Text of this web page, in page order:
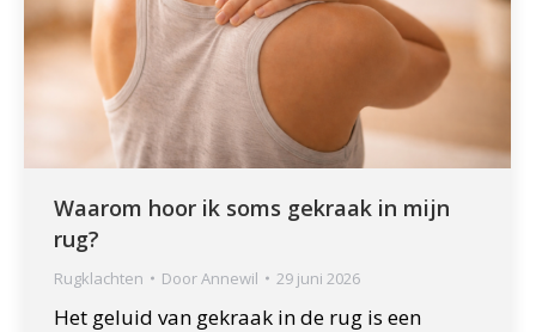
Waarom hoor ik soms gekraak in mijn
rug?
Rugklachten DoorAnnewil 29 juni 2026
Het geluid van gekraak in de rug is een